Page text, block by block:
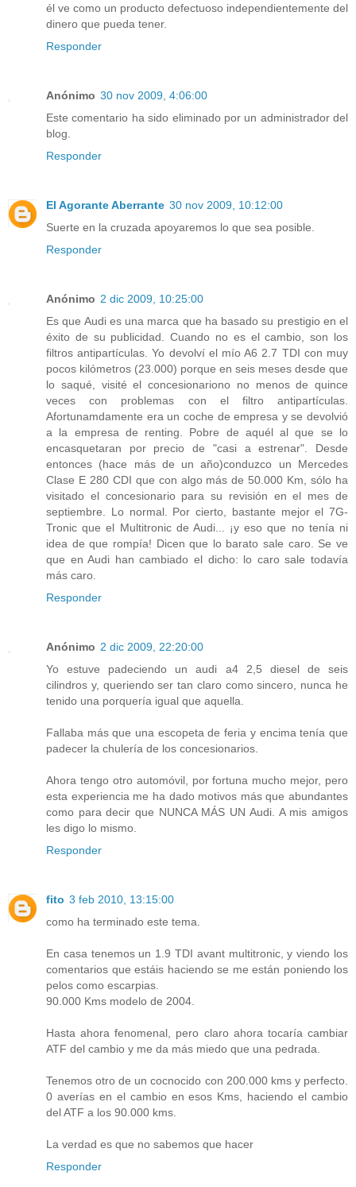
él ve como un producto defectuoso independientemente del
dinero que pueda tener.
Responder
Anónimo 30 nov 2009, 4:06:00
Este comentario ha sido eliminado por un administrador del
blog.
Responder
El Agorante Aberrante 30 nov 2009, 10:12:00
Suerte en la cruzada apoyaremos lo que sea posible.
Responder
Anónimo 2 dic 2009, 10:25:00
Es que Audi es una marca que ha basado su prestigio en el
éxito de su publicidad. Cuando no es el cambio, son los
filtros antipartículas. Yo devolví el mío A6 2.7 TDI con muy
pocos kilómetros (23.000) porque en seis meses desde que
lo saqué, visité el concesionariono no menos de quince
veces con problemas con el filtro antipartículas.
Afortunamdamente era un coche de empresa y se devolvió
a la empresa de renting. Pobre de aquél al que se lo
encasquetaran por precio de "casi a estrenar". Desde
entonces (hace más de un año)conduzco un Mercedes
Clase E 280 CDI que con algo más de 50.000 Km, sólo ha
visitado el concesionario para su revisión en el mes de
septiembre. Lo normal. Por cierto, bastante mejor el 7G-
Tronic que el Multitronic de Audi... ¡y eso que no tenía ni
idea de que rompía! Dicen que lo barato sale caro. Se ve
que en Audi han cambiado el dicho: lo caro sale todavía
más caro.
Responder
Anónimo 2 dic 2009, 22:20:00
Yo estuve padeciendo un audi a4 2,5 diesel de seis
cilindros y, queriendo ser tan claro como sincero, nunca he
tenido una porquería igual que aquella.
Fallaba más que una escopeta de feria y encima tenía que
padecer la chulería de los concesionarios.
Ahora tengo otro automóvil, por fortuna mucho mejor, pero
esta experiencia me ha dado motivos más que abundantes
como para decir que NUNCA MÁS UN Audi. A mis amigos
les digo lo mismo.
Responder
fito 3 feb 2010, 13:15:00
como ha terminado este tema.
En casa tenemos un 1.9 TDI avant multitronic, y viendo los
comentarios que estáis haciendo se me están poniendo los
pelos como escarpias.
90.000 Kms modelo de 2004.
Hasta ahora fenomenal, pero claro ahora tocaría cambiar
ATF del cambio y me da más miedo que una pedrada.
Tenemos otro de un cocnocido con 200.000 kms y perfecto.
0 averías en el cambio en esos Kms, haciendo el cambio
del ATF a los 90.000 kms.
La verdad es que no sabemos que hacer
Responder